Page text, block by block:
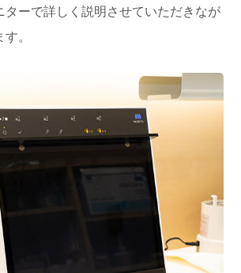
ターで詳しく説明させていただきなが
。